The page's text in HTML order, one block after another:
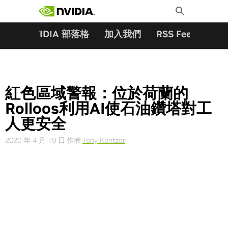
Toggle
Search
NVIDIA 部落格 加入我們 RSS Feeds
紅色區域警報：位於荷蘭的
Rolloos利用AI使石油鑽塔對工
人更安全
2020 年 4 月 19 日 作者Tony Kontzer